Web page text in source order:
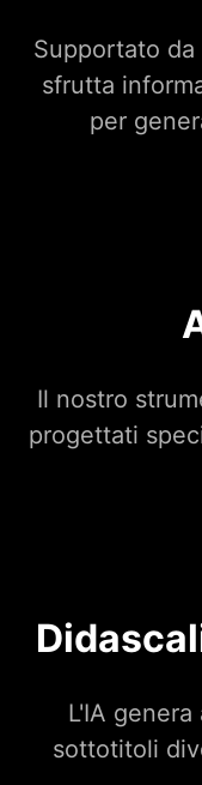
Supportato
sfrutta
per
Il nostro
progettati
L'IA
sottotitoli